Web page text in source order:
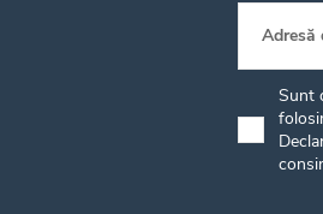
Adresă
Sunt